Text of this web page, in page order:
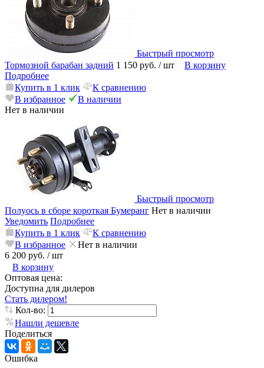
Быстрый просмотр
Тормозной барабан задний 1 150 руб. / шт
В корзину
Подробнее
Купить в 1 клик
К сравнению
В избранное
В наличии
Нет в наличии
Быстрый просмотр
Полуось в сборе короткая Бумеранг Нет в наличии
Уведомить Подробнее
Купить в 1 клик
К сравнению
В избранное
Нет в наличии
6 200 руб. / шт
В корзину
Оптовая цена:
Доступна для дилеров
Стать дилером!
Кол-во:
Нашли дешевле
Поделиться
Ошибка